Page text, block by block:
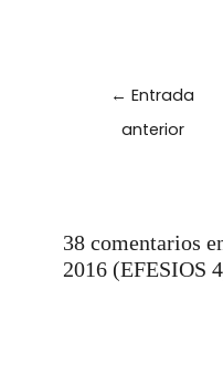
Navegación
← Entrada
anterior
38 comentarios
2016 (EFESIOS